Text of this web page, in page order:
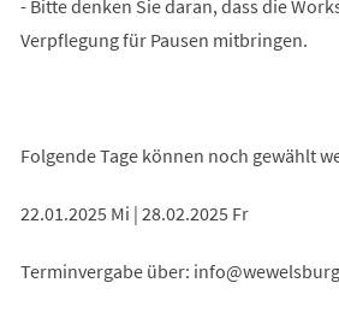
- Bitte denken Sie daran, dass die
Verpflegung für Pausen mitbringen.
Folgende Tage können noch gewählt
22.01.2025 Mi | 28.02.2025 Fr
Terminvergabe über: info wewelsburg